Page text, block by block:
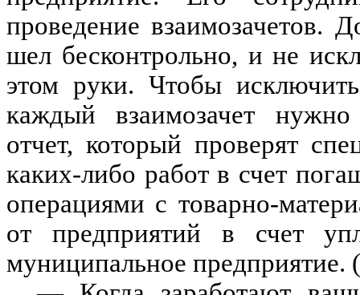
проведение взаимозачетов.
шел бесконтрольно, и не
этом руки. Чтобы
каждый взаимозачет нужно
отчет, который проверят
каких-либо работ в счет
операциями с товарно-
от предприятий в счет
муниципальное